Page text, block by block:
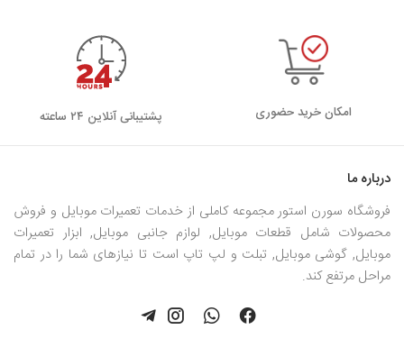
امکان خرید حضوری پشتیبانی آنلاین ۲۴ ساعته
درباره ما
فروشگاه سورن استور مجموعه کاملی از خدمات تعمیرات موبایل و فروش
محصولات شامل قطعات موبایل, لوازم جانبی موبایل, ابزار تعمیرات
موبایل, گوشی موبایل, تبلت و لپ تاپ است تا نیازهای شما را در تمام
مراحل مرتفع کند.